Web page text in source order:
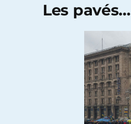
Les pavés…